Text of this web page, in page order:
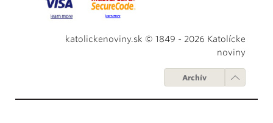
katolickenoviny.sk © 1849 - 2026 Katolícke
noviny
Archív